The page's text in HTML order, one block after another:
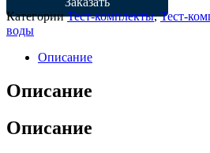
КатегорииТест-комплекты,Тест-
воды
Описание
Описание
Описание